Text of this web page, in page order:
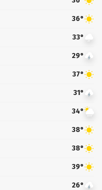
36°
33°
29°
37°
31°
34°
38°
38°
39°
26°